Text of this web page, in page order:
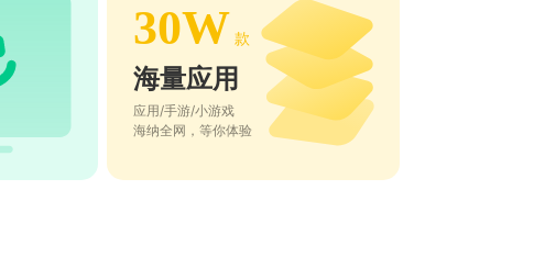
30W 款
海量应用
应用/手游/小游戏
海纳全网，等你体验